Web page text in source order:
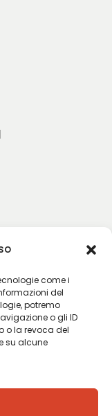
come i
del
potremo
o gli ID
o la revoca del
su alcune